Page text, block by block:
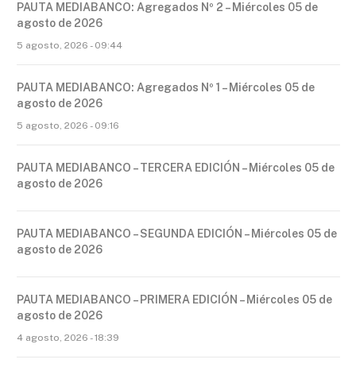
PAUTA MEDIABANCO: Agregados Nº 2 – Miércoles 05 de
agosto de 2026
5 agosto, 2026 - 09:44
PAUTA MEDIABANCO: Agregados Nº 1 – Miércoles 05 de
agosto de 2026
5 agosto, 2026 - 09:16
PAUTA MEDIABANCO – TERCERA EDICIÓN – Miércoles 05 de
agosto de 2026
PAUTA MEDIABANCO – SEGUNDA EDICIÓN – Miércoles 05 de
agosto de 2026
PAUTA MEDIABANCO – PRIMERA EDICIÓN – Miércoles 05 de
agosto de 2026
4 agosto, 2026 - 18:39